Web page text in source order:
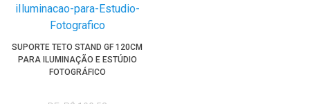
SUPORTE TETO STAND GF 120CM
PARA ILUMINAÇÃO E ESTÚDIO
FOTOGRÁFICO